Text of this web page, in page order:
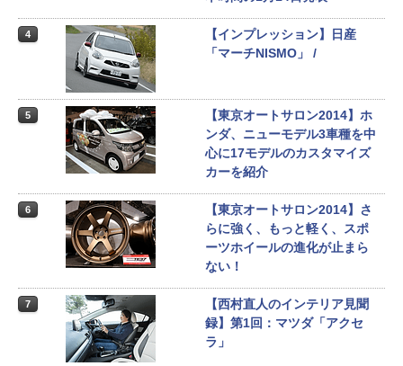
4
【インプレッション】日産
「マーチNISMO」 /
5
【東京オートサロン2014】ホ
ンダ、ニューモデル3車種を中
心に17モデルのカスタマイズ
カーを紹介
6
【東京オートサロン2014】さ
らに強く、もっと軽く、スポ
ーツホイールの進化が止まら
ない！
7
【西村直人のインテリア見聞
録】第1回：マツダ「アクセ
ラ」